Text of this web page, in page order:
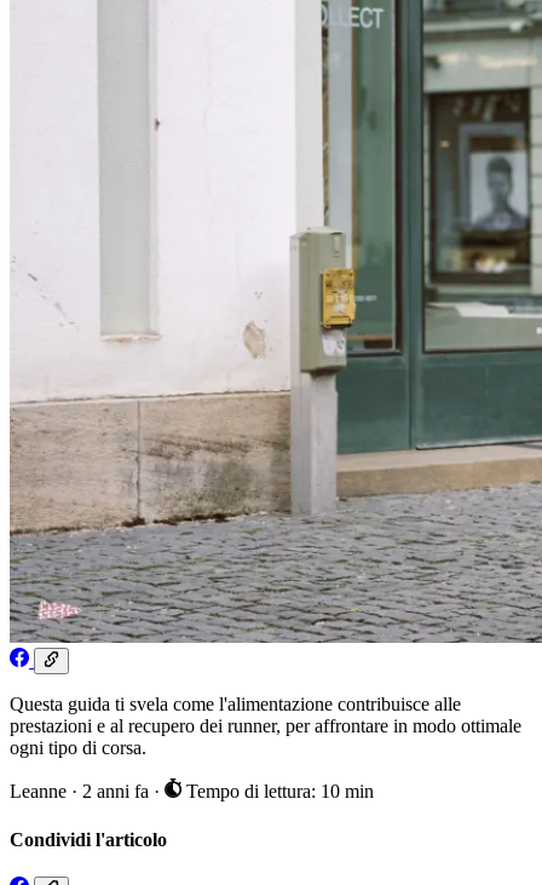
Questa guida ti svela come l'alimentazione contribuisce alle
prestazioni e al recupero dei runner, per affrontare in modo ottimale
ogni tipo di corsa.
Leanne · 2 anni fa · Tempo di lettura: 10 min
Condividi l'articolo